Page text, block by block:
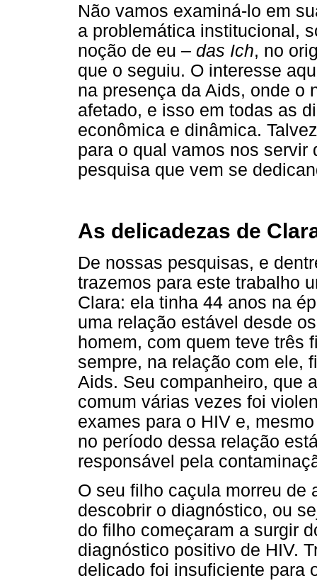
Não vamos examiná-lo em
a problemática institucional,
noção de eu – das Ich, no
que o seguiu. O interesse
na presença da Aids, onde o
afetado, e isso em todas as
econômica e dinâmica.
para o qual vamos nos servir
pesquisa que vem se
As delicadezas de
De nossas pesquisas, e
trazemos para este trabalho
Clara: ela tinha 44 anos na
uma relação estável desde
homem, com quem teve três
sempre, na relação com ele,
Aids. Seu companheiro, que
comum várias vezes foi
exames para o HIV e,
no período dessa relação
responsável pela
O seu filho caçula morreu de
descobrir o diagnóstico, ou
do filho começaram a surgir
diagnóstico positivo de HIV.
delicado foi insuficiente para